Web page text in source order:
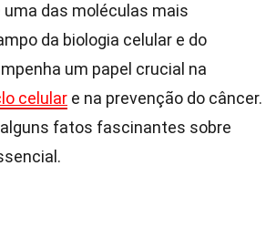
uma das moléculas mais
da biologia celular e do
um papel crucial na
celular e na prevenção do câncer.
fatos fascinantes sobre